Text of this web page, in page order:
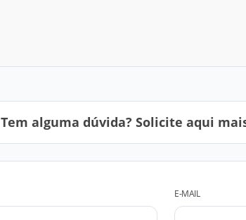
Tem alguma dúvida? Solicite aqui
E-MAIL